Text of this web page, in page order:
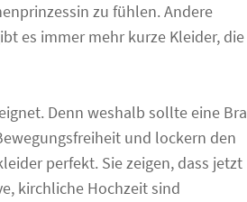
zu fühlen. Andere
es immer mehr kurze Kleider, die
Denn weshalb sollte eine
und lockern den
perfekt. Sie zeigen, dass jetzt
kirchliche Hochzeit sind